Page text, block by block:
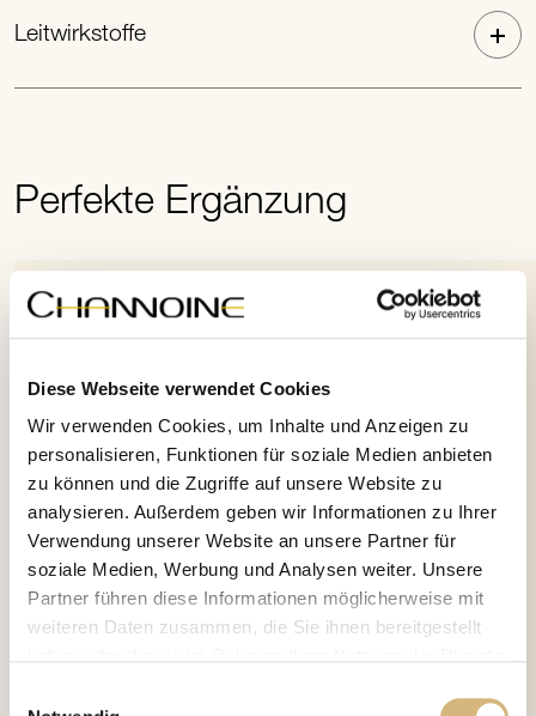
Diese Webseite verwendet Cookies
Wir verwenden Cookies, um Inhalte und Anzeigen zu
personalisieren, Funktionen für soziale Medien anbieten
zu können und die Zugriffe auf unsere Website zu
analysieren. Außerdem geben wir Informationen zu Ihrer
Verwendung unserer Website an unsere Partner für
soziale Medien, Werbung und Analysen weiter. Unsere
Partner führen diese Informationen möglicherweise mit
weiteren Daten zusammen, die Sie ihnen bereitgestellt
Leitwirkstoffe
Perfekte Ergänzung